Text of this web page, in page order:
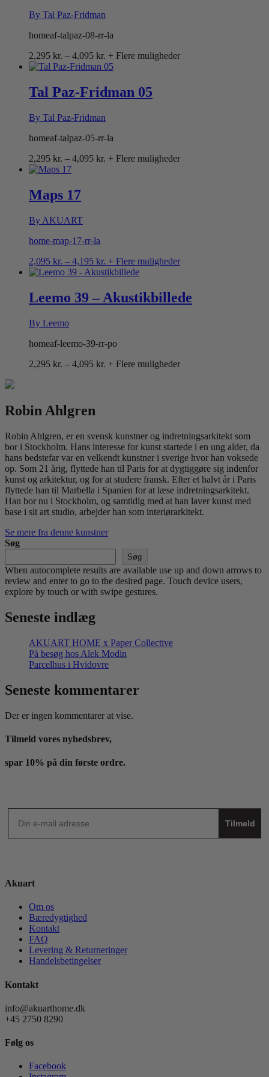
By Tal Paz-Fridman
homeaf-talpaz-08-rr-la
2,295 kr. – 4,095 kr. Prisinterval:
2,295 kr.
4,095 kr.
+ Flere muligheder
Tal Paz-Fridman 05
By Tal Paz-Fridman
homeaf-talpaz-05-rr-la
2,295 kr. – 4,095 kr. Prisinterval:
+ Flere muligheder
Maps 17
By AKUART
home-map-17-rr-la
2,095 kr. – 4,195 kr. Prisinterval:
2,095 kr.
4,195 kr.
+ Flere muligheder
Leemo 39 – Akustikbillede
By Leemo
homeaf-leemo-39-rr-po
2,295 kr. – 4,095 kr. Prisinterval:
+ Flere muligheder
Robin Ahlgren
Robin Ahlgren, er en svensk kunstner og indretningsarkitekt som
bor i Stockholm. Hans interesse for kunst startede i en ung alder, da
hans bedstefar var en velkendt kunstner i sverige hvor han voksede
op. Som 21 årig, flyttede han til Paris for at dygtiggøre sig indenfor
kunst og arkitektur, og for at studere fransk. Efter et halvt år i Paris
flyttede han til Marbella i Spanien for at læse indretningsarkitekt.
Han bor nu i Stockholm, og samtidig med at han laver kunst med
base i sit art studio, arbejder han som interiørarkitekt.
Se mere fra denne kunstner
Søg
Søg
When autocomplete results are available use up and down arrows to
review and enter to go to the desired page. Touch device users,
explore by touch or with swipe gestures.
Seneste indlæg
AKUART HOME x Paper Collective
På besøg hos Alek Modin
Parcelhus i Hvidovre
Seneste kommentarer
Der er ingen kommentarer at vise.
Tilmeld vores nyhedsbrev,
spar 10% på din første ordre.
Tilmeld
Akuart
Om os
Bæredygtighed
Kontakt
FAQ
Levering & Returneringer
Handelsbetingelser
Kontakt
info@akuarthome.dk
+45 2750 8290
Følg os
Facebook